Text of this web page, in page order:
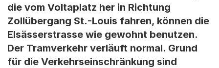
die vom Voltaplatz her in Richtung
Zollübergang St.-Louis fahren, können die
Elsässerstrasse wie gewohnt benutzen.
Der Tramverkehr verläuft normal. Grund
für die Verkehrseinschränkung sind